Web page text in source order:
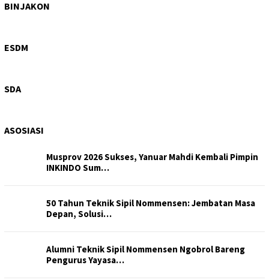
BINJAKON
Perdagangan, Invest…
ESDMSipiong…
SDASaluran Iri…
ASOSIASI
Musprov 2026 Sukses, Yanuar Mahdi Kembali Pimpin
INKINDO Sum…
50 Tahun Teknik Sipil Nommensen: Jembatan Masa
Depan, Solusi…
Alumni Teknik Sipil Nommensen Ngobrol Bareng
Pengurus Yayasa…